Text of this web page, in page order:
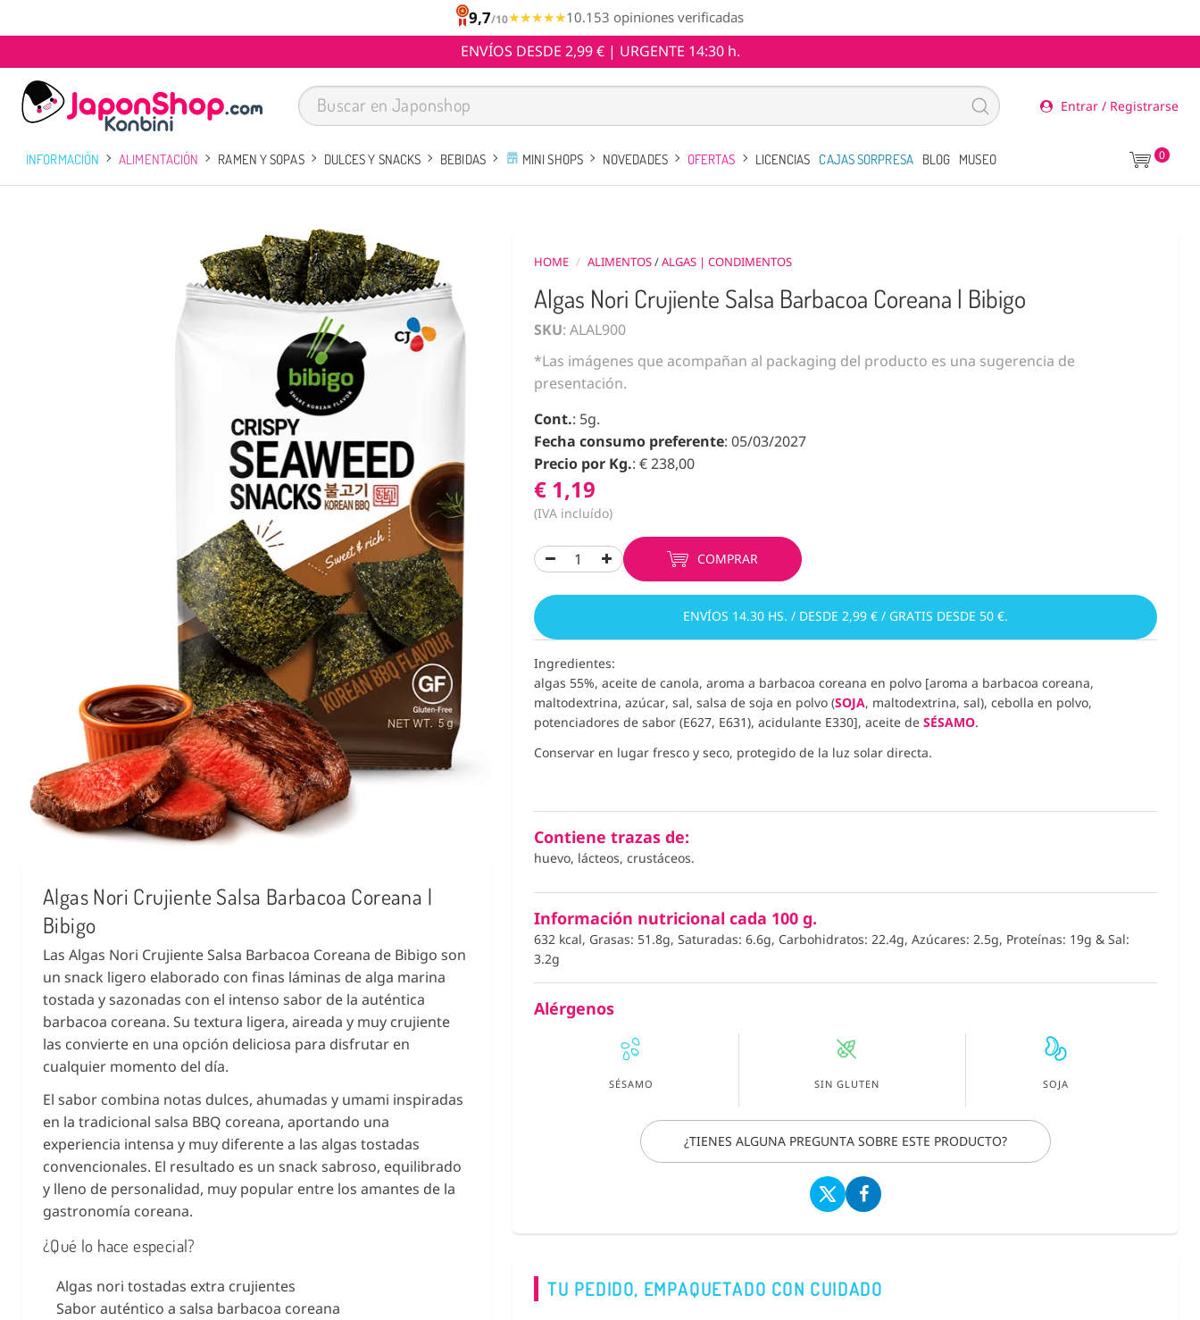
9,7/10★★★★★
★★★★★10.153 opiniones verificadas
ENVÍOS DESDE 2,99 € | URGENTE 14:30 h.
Entrar / Registrarse
INFORMACIÓN ALIMENTACIÓN RAMEN Y SOPAS DULCES Y SNACKS BEBIDAS MINI SHOPS NOVEDADES OFERTAS LICENCIAS CAJAS SORPRESA BLOG MUSEO 0
Algas Nori Crujiente Salsa Barbacoa Coreana |
Bibigo
Las Algas Nori Crujiente Salsa Barbacoa Coreana de Bibigo son
un snack ligero elaborado con finas láminas de alga marina
tostada y sazonadas con el intenso sabor de la auténtica
barbacoa coreana. Su textura ligera, aireada y muy crujiente
las convierte en una opción deliciosa para disfrutar en
cualquier momento del día.
El sabor combina notas dulces, ahumadas y umami inspiradas
en la tradicional salsa BBQ coreana, aportando una
experiencia intensa y muy diferente a las algas tostadas
convencionales. El resultado es un snack sabroso, equilibrado
y lleno de personalidad, muy popular entre los amantes de la
gastronomía coreana.
¿Qué lo hace especial?
Algas nori tostadas extra crujientes
Sabor auténtico a salsa barbacoa coreana
HOME / ALIMENTOS/ALGAS | CONDIMENTOS
Algas Nori Crujiente Salsa Barbacoa Coreana | Bibigo
SKU: ALAL900
*Las imágenes que acompañan al packaging del producto es una sugerencia de
presentación.
Cont.: 5g.
Fecha consumo preferente: 05/03/2027
Precio por Kg.: € 238,00
€ 1,19
(IVA incluído)
COMPRAR
ENVÍOS 14.30 HS. / DESDE 2,99 € / GRATIS DESDE 50 €.
Ingredientes:
algas 55%, aceite de canola, aroma a barbacoa coreana en polvo [aroma a barbacoa coreana,
maltodextrina, azúcar, sal, salsa de soja en polvo (SOJA, maltodextrina, sal), cebolla en polvo,
potenciadores de sabor (E627, E631), acidulante E330], aceite de SÉSAMO.
Conservar en lugar fresco y seco, protegido de la luz solar directa.
Contiene trazas de:
huevo, lácteos, crustáceos.
Información nutricional cada 100 g.
632 kcal, Grasas: 51.8g, Saturadas: 6.6g, Carbohidratos: 22.4g, Azúcares: 2.5g, Proteínas: 19g & Sal:
3.2g
Alérgenos
SÉSAMO SIN GLUTEN SOJA
¿TIENES ALGUNA PREGUNTA SOBRE ESTE PRODUCTO?
TU PEDIDO, EMPAQUETADO CON CUIDADO